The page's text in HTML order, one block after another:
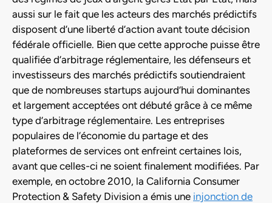
aussi sur le fait que les acteurs des marchés prédictifs
disposent d’une liberté d’action avant toute décision
fédérale officielle. Bien que cette approche puisse être
qualifiée d’arbitrage réglementaire, les défenseurs et
investisseurs des marchés prédictifs soutiendraient
que de nombreuses startups aujourd’hui dominantes
et largement acceptées ont débuté grâce à ce même
type d’arbitrage réglementaire. Les entreprises
populaires de l’économie du partage et des
plateformes de services ont enfreint certaines lois,
avant que celles-ci ne soient finalement modifiées. Par
exemple, en octobre 2010, la California Consumer
Protection & Safety Division a émis une injonction de